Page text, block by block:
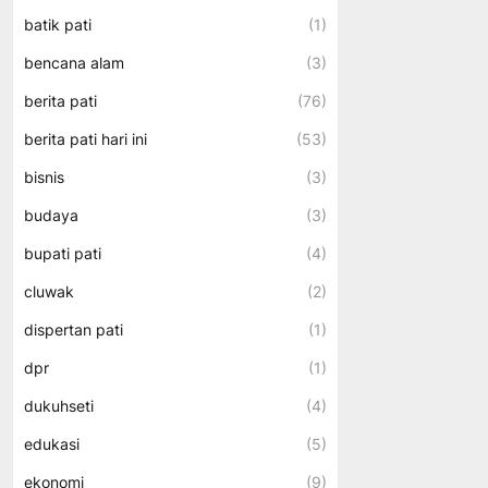
batik pati (1)
bencana alam (3)
berita pati (76)
berita pati hari ini (53)
bisnis (3)
budaya (3)
bupati pati (4)
cluwak (2)
dispertan pati (1)
dpr (1)
dukuhseti (4)
edukasi (5)
ekonomi (9)